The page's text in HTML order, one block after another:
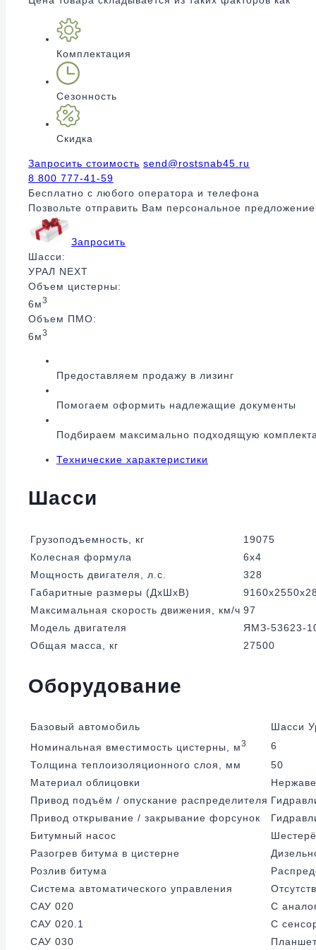
Комплектация
Сезонность
Скидка
Запросить стоимость send@rostsnab45.ru
8 800 777-41-59
Бесплатно с любого оператора и телефона
Позвольте отправить Вам персональное
Запросить
Шасси:
УРАЛ NEXT
Объем цистерны:
6м3
Объем ПМО:
6м3
Предоставляем продажу в лизинг
Помогаем оформить надлежащие документы
Подбираем максимально подходящую
Технические характеристики
Шасси
Грузоподъемность, кг
19075
Колесная формула
6х4
Мощность двигателя, л.с.
328
Габаритные размеры (ДхШхВ)
Максимальная скорость движения, км/ч 97
Модель двигателя
ЯМЗ-53623-
Общая масса, кг
27500
Оборудование
Базовый автомобиль
Шасси
Номинальная вместимость цистерны, м3
6
Толщина теплоизоляционного слоя, мм
50
Материал облицовки
Привод подъём / опускание распределителя
Привод открывание / закрывание форсунок
Битумный насос
Разогрев битума в цистерне
Розлив битума
Система автоматического управления
САУ 020
С
САУ 020.1
С
САУ 030